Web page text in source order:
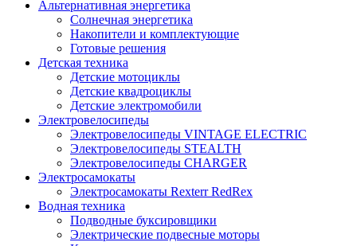
Альтернативная энергетика
Солнечная энергетика
Накопители и комплектующие
Готовые решения
Детская техника
Детские мотоциклы
Детские квадроциклы
Детские электромобили
Электровелосипеды
Электровелосипеды VINTAGE ELECTRIC
Электровелосипеды STEALTH
Электровелосипеды CHARGER
Электросамокаты
Электросамокаты Rexterr RedRex
Водная техника
Подводные буксировщики
Электрические подвесные моторы